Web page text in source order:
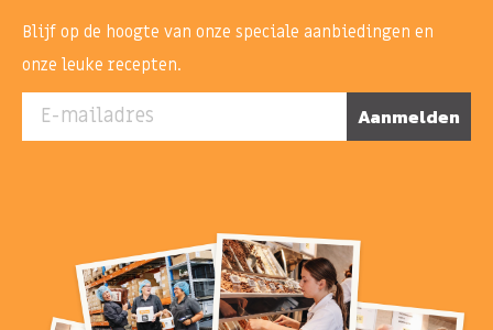
Blijf op de hoogte van onze speciale aanbiedingen en
onze leuke recepten.
E-mailadres Aanmelden